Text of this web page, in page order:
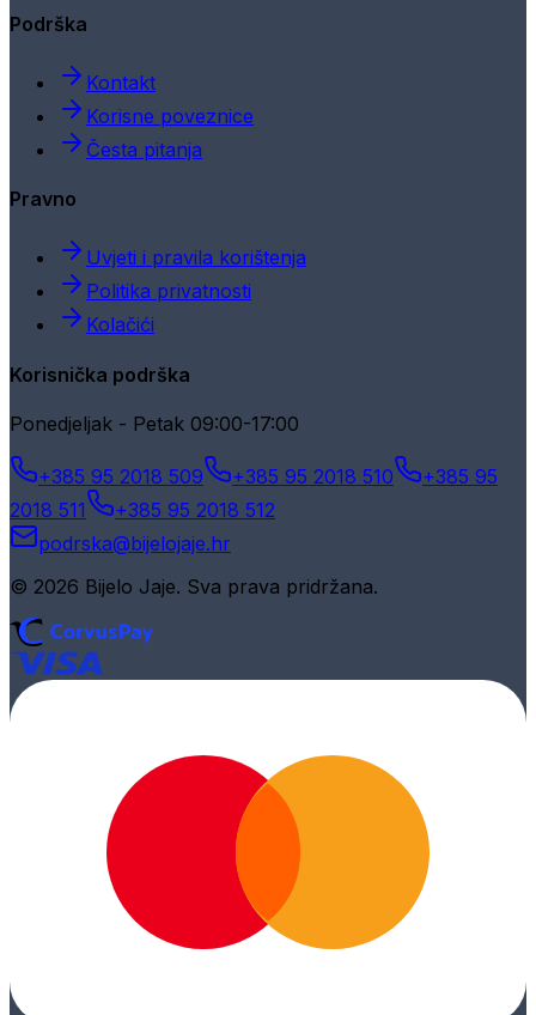
Podrška
Kontakt
Korisne poveznice
Česta pitanja
Pravno
Uvjeti i pravila korištenja
Politika privatnosti
Kolačići
Korisnička podrška
Ponedjeljak - Petak 09:00-17:00
+385 95 2018 509 +385 95 2018 510
+385 95
2018 511
+385 95 2018 512
podrska@bijelojaje.hr
© 2026 Bijelo Jaje. Sva prava pridržana.